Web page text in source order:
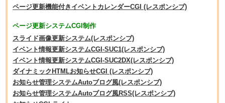
ページ更新機能付きイベントカレンダーCGI (レスポンシブ)
ページ更新システムCGI制作
スライド画像更新システム(レスポンシブ)
イベント情報更新システムCGI-SUC1(レスポンシブ)
イベント情報更新システムCGI-SUC2DX(レスポンシブ)
ダイナミックHTMLお知らせCGI (レスポンシブ)
お知らせ管理システムAutoブログ風(レスポンシブ)
お知らせ管理システムAutoブログ風RSS(レスポンシブ)